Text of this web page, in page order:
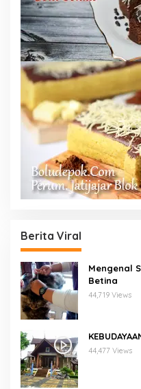
Berita Viral
Mengenal
Betina
44,719 Views
44,477 Views